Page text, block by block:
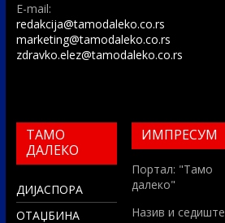
E-mail:
redakcija@tamodaleko.co.rs
marketing@tamodaleko.co.rs
zdravko.elez@tamodaleko.co.rs
ТАМО
ДАЛЕКО
ДИЈАСПОРА
ОТАЏБИНА
ИМПРЕСУМ
Портал: "Тамо
далеко"
Назив и седиште